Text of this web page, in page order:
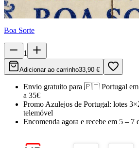
Boa Sorte
1
Adicionar ao carrinho33,90 €
Envio gratuito para 🇵🇹 Portugal
a 35€
Promo Azulejos de Portugal: lotes
telemóvel
Encomenda agora e recebe em 5 – 7